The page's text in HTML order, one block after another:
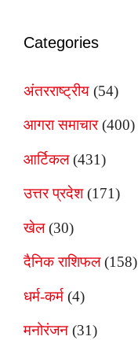
Categories
अंतरराष्ट्रीय (54)
आगरा समाचार(400)
आर्टिकल(431)
उत्तर प्रदेश(171)
खेल(30)
दैनिक राशिफल(158)
धर्म-कर्म (4)
मनोरंजन (31)